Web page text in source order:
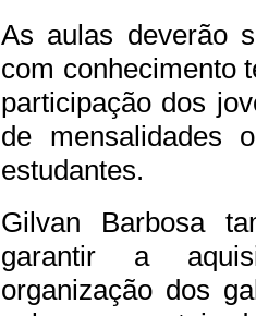
As aulas deverão
com conhecimento
participação dos
de mensalidades
estudantes.
Gilvan Barbosa
garantir a
organização dos